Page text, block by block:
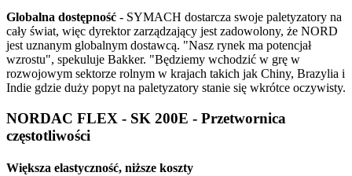
Globalna dostępność - SYMACH dostarcza swoje paletyzatory na
cały świat, więc dyrektor zarządzający jest zadowolony, że NORD
jest uznanym globalnym dostawcą. "Nasz rynek ma potencjał
wzrostu", spekuluje Bakker. "Będziemy wchodzić w grę w
rozwojowym sektorze rolnym w krajach takich jak Chiny, Brazylia i
Indie gdzie duży popyt na paletyzatory stanie się wkrótce oczywisty.
NORDAC FLEX - SK 200E - Przetwornica
częstotliwości
Większa elastyczność, niższe koszty